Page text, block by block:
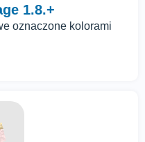
1.8.+
oznaczone kolorami